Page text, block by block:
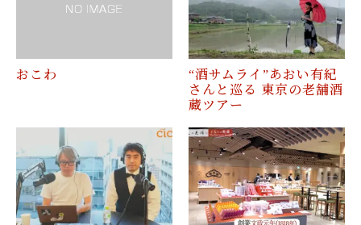
おこわ
“酒サムライ”あおい有紀
さんと巡る 東京の老舗酒
蔵ツアー